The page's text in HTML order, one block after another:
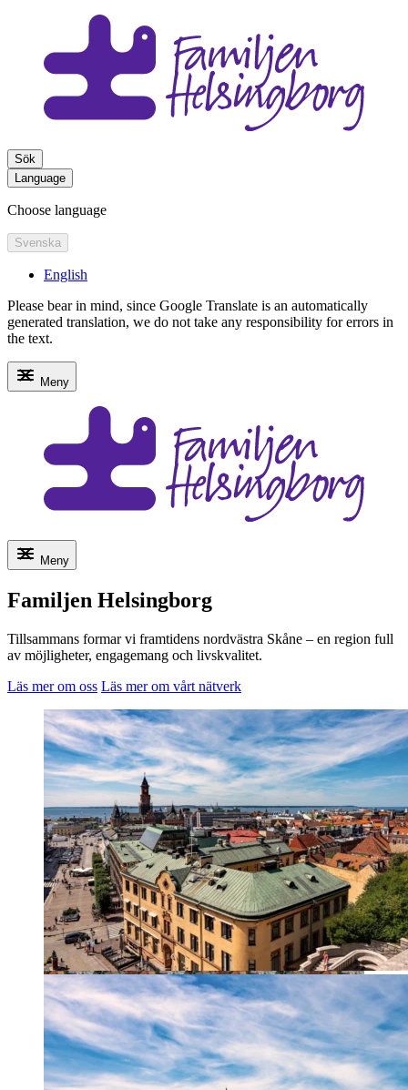
Sök
Language
Choose language
Svenska
English
Please bear in mind, since Google Translate is an automatically
generated translation, we do not take any responsibility for errors in
the text.
Meny
Meny
Familjen Helsingborg
Tillsammans formar vi framtidens nordvästra Skåne – en region full
av möjligheter, engagemang och livskvalitet.
Läs mer om oss Läs mer om vårt nätverk